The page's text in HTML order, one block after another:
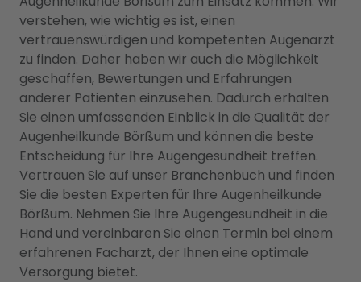
verstehen, wie wichtig es ist, einen
vertrauenswürdigen und kompetenten Augenarzt
zu finden. Daher haben wir auch die Möglichkeit
geschaffen, Bewertungen und Erfahrungen
anderer Patienten einzusehen. Dadurch erhalten
Sie einen umfassenden Einblick in die Qualität der
Augenheilkunde Börßum und können die beste
Entscheidung für Ihre Augengesundheit treffen.
Vertrauen Sie auf unser Branchenbuch und finden
Sie die besten Experten für Ihre Augenheilkunde
Börßum. Nehmen Sie Ihre Augengesundheit in die
Hand und vereinbaren Sie einen Termin bei einem
erfahrenen Facharzt, der Ihnen eine optimale
Versorgung bietet.